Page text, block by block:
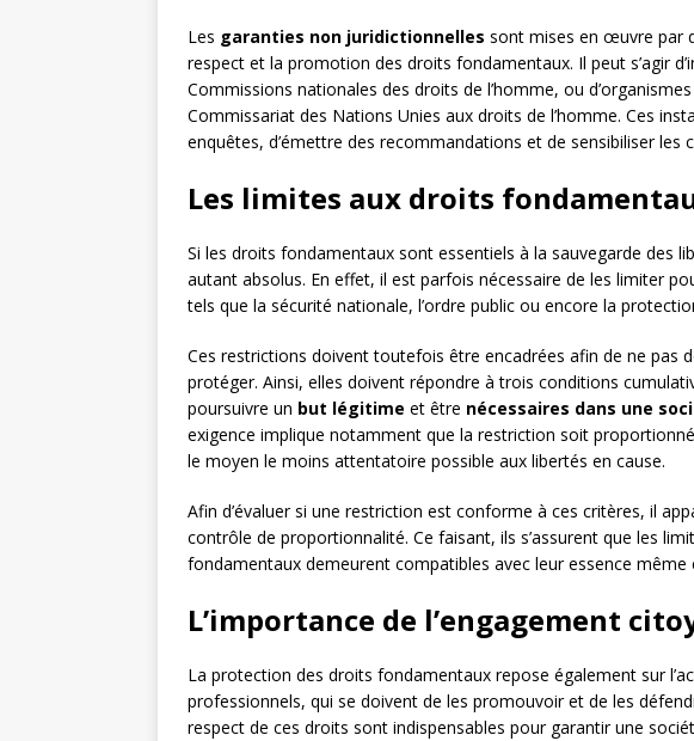
Les garanties non juridictionnelles sont mises en œuvre par
respect et la promotion des droits fondamentaux. Il peut s’agir
Commissions nationales des droits de l’homme, ou
Commissariat des Nations Unies aux droits de l’homme. Ces
enquêtes, d’émettre des recommandations et de sensibiliser les
Les limites aux droits
Si les droits fondamentaux sont essentiels à la sauvegarde des
autant absolus. En effet, il est parfois nécessaire de les limiter
tels que la sécurité nationale, l’ordre public ou encore la
Ces restrictions doivent toutefois être encadrées afin de ne pas
protéger. Ainsi, elles doivent répondre à trois conditions
poursuivre un but légitime et être nécessaires dans une
exigence implique notamment que la restriction soit
le moyen le moins attentatoire possible aux libertés en cause.
Afin d’évaluer si une restriction est conforme à ces critères, il
contrôle de proportionnalité. Ce faisant, ils s’assurent que les
fondamentaux demeurent compatibles avec leur essence
L’importance de l’engagement
La protection des droits fondamentaux repose également sur
professionnels, qui se doivent de les promouvoir et de les
respect de ces droits sont indispensables pour garantir une